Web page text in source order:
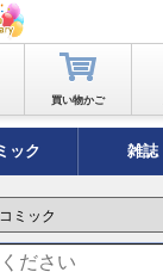
買い物かご
ック 雑誌